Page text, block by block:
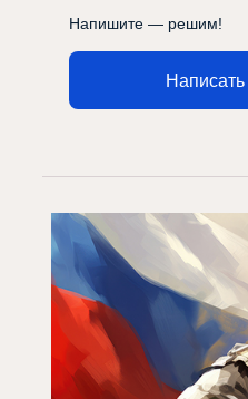
Напишите — решим!
Написать